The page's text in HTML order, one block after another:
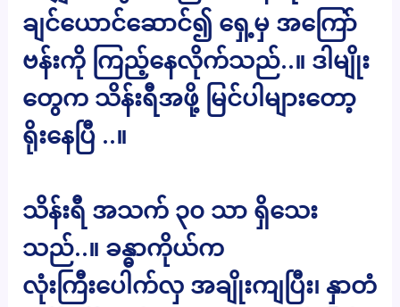
ချင်ယောင်ဆောင်၍ ရှေ့မှ အကြော်
ဗန်းကို ကြည့်နေလိုက်သည်..။ ဒါမျိုး
တွေက သိန်းရီအဖို့ မြင်ပါများတော့
ရိုးနေပြီ ..။
သိန်းရီ အသက် ၃၀ သာ ရှိသေး
သည်..။ ခန္ဓာကိုယ်က
လုံးကြီးပေါက်လှ အချိုးကျပြီး၊ နှာတံ